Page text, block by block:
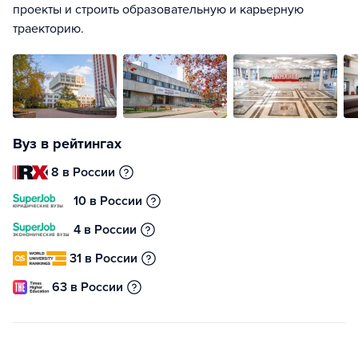
проекты и строить образовательную и карьерную
траекторию.
Вуз в рейтингах
8 в России
10 в России
4 в России
31 в России
63 в России